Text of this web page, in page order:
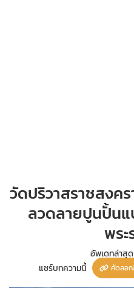
วัดปริวาสราชสงค
ลวดลายปูนปั้นแ
พระ
อัพเดทล่าสุด
แชร์บทความนี้
คัดลอ